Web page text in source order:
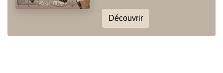
Découvrir